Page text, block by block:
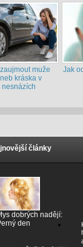
muže
kráska v
nesnázích
Jak
články
dobrých nadějí:
den